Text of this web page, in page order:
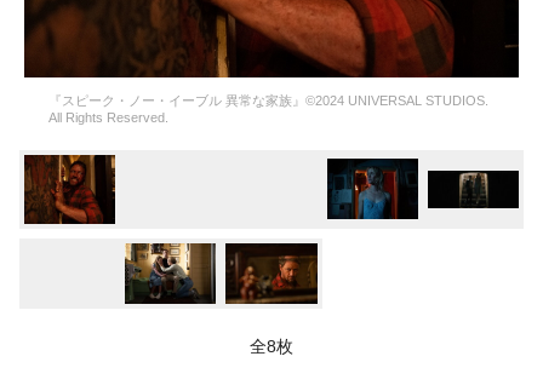
『スピーク・ノー・イーブル 異常な家族』©2024 UNIVERSAL STUDIOS.
All Rights Reserved.
全8枚